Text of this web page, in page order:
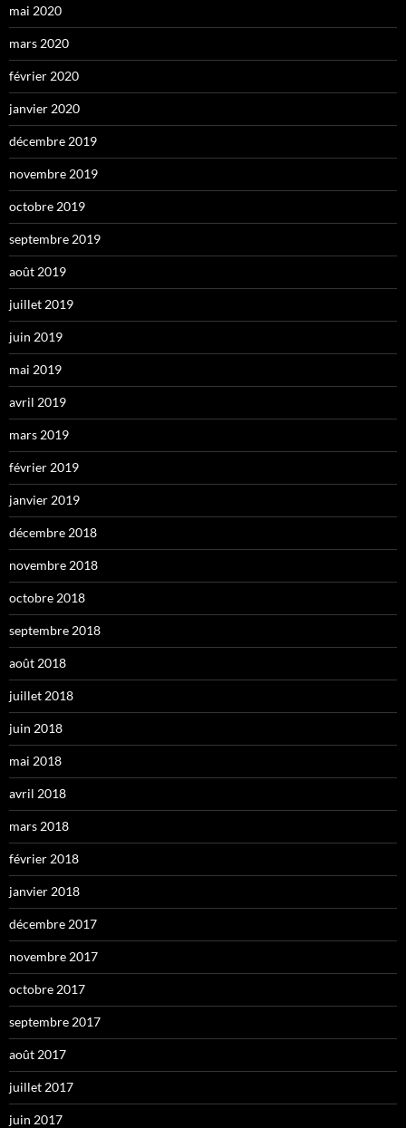
mai 2020
mars 2020
février 2020
janvier 2020
décembre 2019
novembre 2019
octobre 2019
septembre 2019
août 2019
juillet 2019
juin 2019
mai 2019
avril 2019
mars 2019
février 2019
janvier 2019
décembre 2018
novembre 2018
octobre 2018
septembre 2018
août 2018
juillet 2018
juin 2018
mai 2018
avril 2018
mars 2018
février 2018
janvier 2018
décembre 2017
novembre 2017
octobre 2017
septembre 2017
août 2017
juillet 2017
juin 2017